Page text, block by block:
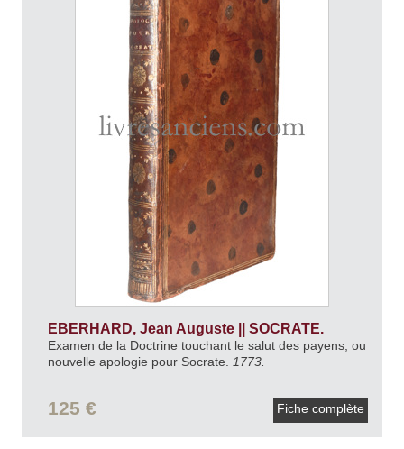
EBERHARD, Jean Auguste || SOCRATE.
Examen de la Doctrine touchant le salut des payens, ou
nouvelle apologie pour Socrate.
1773.
125 € Fiche complète